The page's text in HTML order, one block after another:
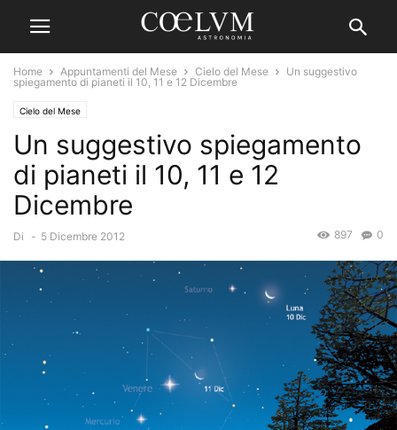
Home Appuntamenti del Mese Cielo del Mese
Un suggestivo
spiegamento di pianeti il 10, 11 e 12 Dicembre
Cielo del Mese
Un suggestivo spiegamento
di pianeti il 10, 11 e 12
Dicembre
Di - 5 Dicembre 2012 0
897